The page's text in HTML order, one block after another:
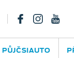
PŮJČSIAUTO